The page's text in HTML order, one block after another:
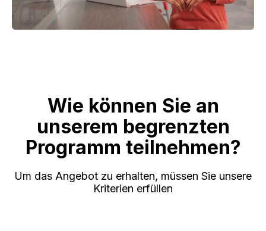
Wie können Sie an
unserem begrenzten
Programm teilnehmen?
Um das Angebot zu erhalten, müssen Sie unsere
Kriterien erfüllen